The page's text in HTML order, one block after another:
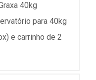
40kg
para 40kg
e carrinho de 2